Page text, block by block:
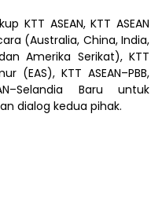
KTT ASEAN, KTT ASEAN
(Australia, China, India,
Amerika Serikat), KTT
(EAS), KTT ASEAN–PBB,
Baru untuk
dialog kedua pihak.